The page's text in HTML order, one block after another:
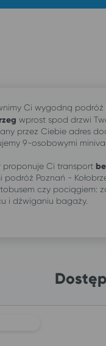
Ci wygodną podróż
wprost spod drzwi
przez Ciebie adres
9-osobowymi
proponuje Ci transport
podróż Poznań -
czy pociągiem:
i dźwiganiu bagaży.